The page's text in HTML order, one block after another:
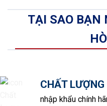
TẠI SAO BẠN
CHẤT
nhập khẩu chính